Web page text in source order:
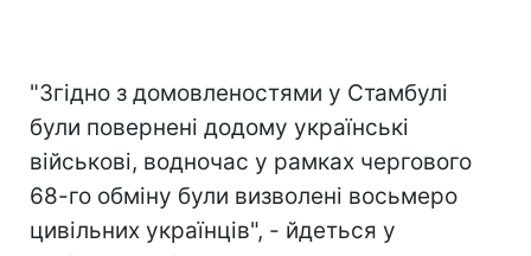
"Згідно з домовленостями у Стамбулі
були повернені додому українські
військові, водночас у рамках чергового
68-го обміну були визволені восьмеро
цивільних українців", - йдеться у